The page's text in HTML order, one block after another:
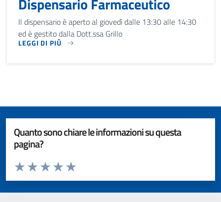
Il dispensario è aperto al giovedì dalle 13:30 alle 14:30
ed è gestito dalla Dott.ssa Grillo
LEGGI DI PIÙ
IL DISPENSARIO È APERTO AL GIOVEDÌ DALLE 13:30 ALLE
Quanto sono chiare le informazioni su questa
pagina?
Valuta da 1 a 5 stelle la pagina
Valuta 5 stelle su 5
Valuta 4 stelle su 5
Valuta 3 stelle su 5
Valuta 2 stelle su 5
Valuta 1 stelle su 5